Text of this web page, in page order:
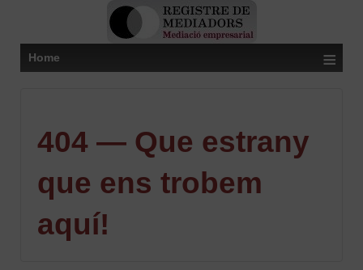
Home ≡
404 — Que estrany
que ens trobem
aquí!